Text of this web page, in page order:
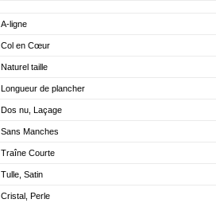
A-ligne
Col en Cœur
Naturel taille
Longueur de plancher
Dos nu, Laçage
Sans Manches
Traîne Courte
Tulle, Satin
Cristal, Perle